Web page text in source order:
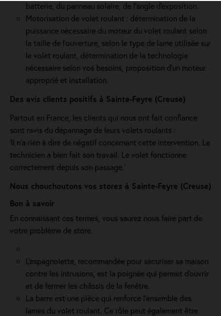
batterie, du panneau solaire, de l'angle d'exposition.
Motorisation de volet roulant : détermination de la
puissance nécessaire du moteur du volet roulant selon
la taille de l’ouverture, selon le type de lame utilisée sur
le volet roulant, détermination de la technologie
nécessaire selon vos besoins, proposition d'un moteur
approprié et installation.
Des avis clients positifs à Sainte-Feyre (Creuse)
Partout en France, les clients qui nous ont fait confiance
sont ravis du dépannage de leurs volets roulants :
'Il n’a rien à dire de négatif concernant cette intervention. Le
technicien a bien fait son travail. Le volet fonctionne
correctement depuis son passage.'
Nous chouchoutons vos stores à Sainte-Feyre (Creuse)
Bon à savoir
En connaissant ces termes, vous saurez nous faire part de
votre problème de store.
L'espagnolette, recommandée pour sécuriser sa maison
contre les intrusions, est la poignée qui permet d'ouvrir
et de fermer les châssis de la fenêtre.
La barre est une pièce qui renforce l’ensemble des
lames du volet roulant. Ce rôle peut également être